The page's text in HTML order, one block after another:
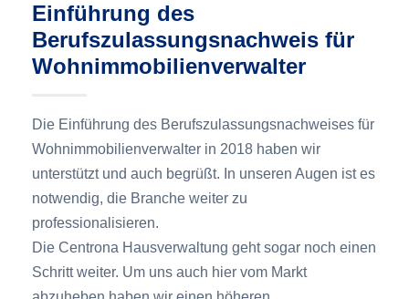
Einführung des
Berufszulassungsnachweis für
Wohnimmobilienverwalter
Die Einführung des Berufszulassungsnachweises für
Wohnimmobilienverwalter in 2018 haben wir
unterstützt und auch begrüßt. In unseren Augen ist es
notwendig, die Branche weiter zu
professionalisieren.
Die Centrona Hausverwaltung geht sogar noch einen
Schritt weiter. Um uns auch hier vom Markt